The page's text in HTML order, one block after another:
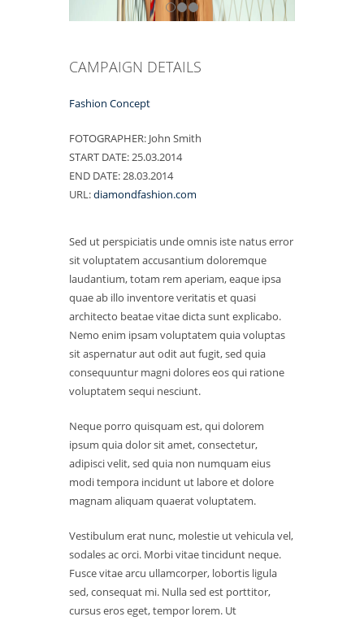
CAMPAIGN DETAILS
Fashion Concept
FOTOGRAPHER: John Smith
START DATE:25.03.2014
END DATE:28.03.2014
URL:diamondfashion.com
Sed ut perspiciatis unde omnis iste natus error
sit voluptatem accusantium doloremque
laudantium, totam rem aperiam, eaque ipsa
quae ab illo inventore veritatis et quasi
architecto beatae vitae dicta sunt explicabo.
Nemo enim ipsam voluptatem quia voluptas
sit aspernatur aut odit aut fugit, sed quia
consequuntur magni dolores eos qui ratione
voluptatem sequi nesciunt.
Neque porro quisquam est, qui dolorem
ipsum quia dolor sit amet, consectetur,
adipisci velit, sed quia non numquam eius
modi tempora incidunt ut labore et dolore
magnam aliquam quaerat voluptatem.
Vestibulum erat nunc, molestie ut vehicula vel,
sodales ac orci. Morbi vitae tincidunt neque.
Fusce vitae arcu ullamcorper, lobortis ligula
sed, consequat mi. Nulla sed est porttitor,
cursus eros eget, tempor lorem. Ut